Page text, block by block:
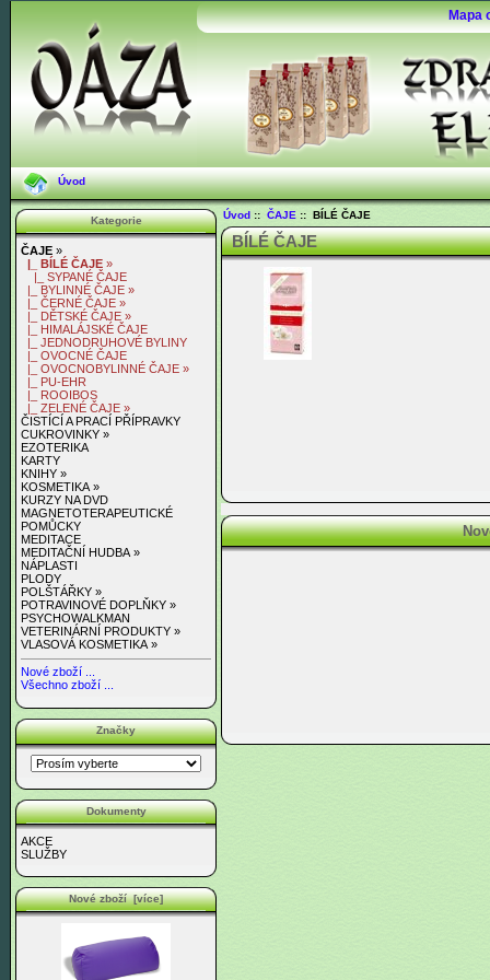
Mapa
Úvod
Kategorie
ČAJE »
|_ BÍLÉ ČAJE »
|_ SYPANÉ ČAJE
|_ BYLINNÉ ČAJE »
|_ ČERNÉ ČAJE »
|_ DĚTSKÉ ČAJE »
|_ HIMALÁJSKÉ ČAJE
|_ JEDNODRUHOVÉ BYLINY
|_ OVOCNÉ ČAJE
|_ OVOCNOBYLINNÉ ČAJE »
|_ PU-EHR
|_ ROOIBOS
|_ ZELENÉ ČAJE »
ČISTÍCÍ A PRACÍ PŘÍPRAVKY
CUKROVINKY »
EZOTERIKA
KARTY
KNIHY »
KOSMETIKA »
KURZY NA DVD
MAGNETOTERAPEUTICKÉ
POMŮCKY
MEDITACE
MEDITAČNÍ HUDBA »
NÁPLASTI
PLODY
POLŠTÁŘKY »
POTRAVINOVÉ DOPLŇKY »
PSYCHOWALKMAN
VETERINÁRNÍ PRODUKTY »
VLASOVÁ KOSMETIKA »
Nové zboží ...
Všechno zboží ...
Značky
Dokumenty
AKCE
SLUŽBY
Nové zboží [více]
Úvod:: ČAJE:: BÍLÉ ČAJE
BÍLÉ ČAJE